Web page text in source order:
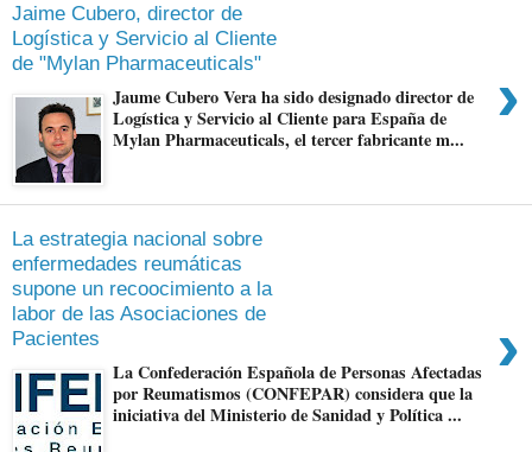
Jaime Cubero, director de
Logística y Servicio al Cliente
de "Mylan Pharmaceuticals"
›
Jaume Cubero Vera ha sido designado director de
Logística y Servicio al Cliente para España de
Mylan Pharmaceuticals, el tercer fabricante m...
La estrategia nacional sobre
enfermedades reumáticas
supone un recoocimiento a la
labor de las Asociaciones de
Pacientes
›
La Confederación Española de Personas Afectadas
por Reumatismos (CONFEPAR) considera que la
iniciativa del Ministerio de Sanidad y Política ...